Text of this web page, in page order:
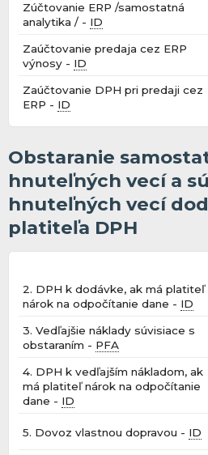
Zúčtovanie ERP /samostatná
analytika / - ID
Zaúčtovanie predaja cez ERP
výnosy - ID
Zaúčtovanie DPH pri predaji cez
ERP - ID
Obstaranie
hnuteľných vecí a
hnuteľných vecí
platiteľa DPH
2. DPH k dodávke, ak má platiteľ
nárok na odpočítanie dane - ID
3. Vedľajšie náklady súvisiace s
obstaraním - PFA
4. DPH k vedľajším nákladom, ak
má platiteľ nárok na odpočítanie
dane - ID
5. Dovoz vlastnou dopravou - ID